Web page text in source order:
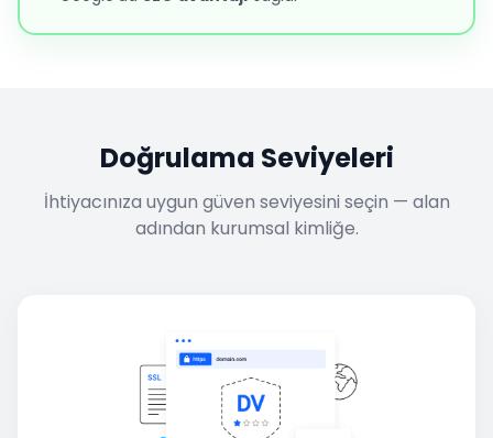
Doğrulama Seviyeleri
İhtiyacınıza uygun güven seviyesini seçin — alan
adından kurumsal kimliğe.